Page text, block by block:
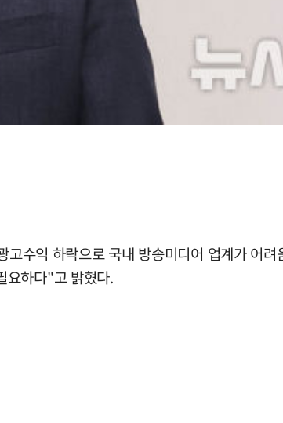
수익 하락으로 국내 방송미디어 업계가 어
요하다"고 밝혔다.